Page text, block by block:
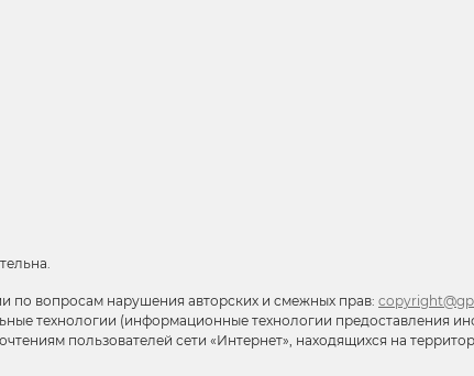
по вопросам нарушения авторских и смежных прав:
технологии (информационные технологии предоставления
пользователей сети «Интернет», находящихся на